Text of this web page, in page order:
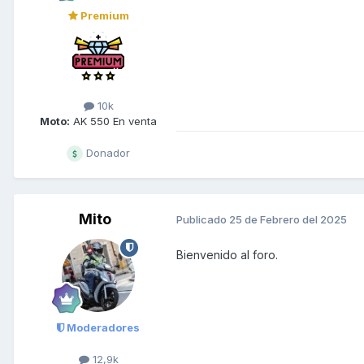
Premium
10k
Moto: AK 550 En venta
Donador
Mito
Moderadores
12,9k
Publicado 25 de Febrero del 2025
Bienvenido al foro.